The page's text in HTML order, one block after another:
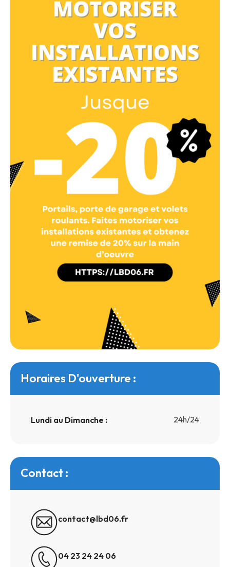
Horaires D'ouverture :
Lundi au Dimanche : 24h/24
Contact :
contact@lbd06.fr
04 23 24 24 06